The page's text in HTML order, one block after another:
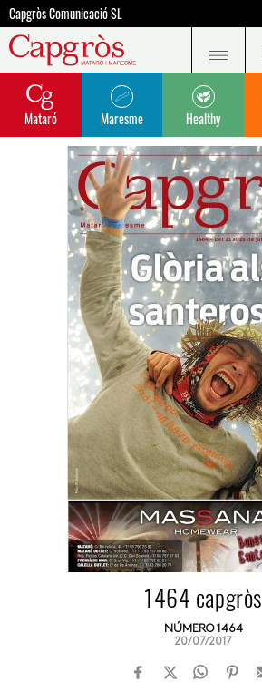
Capgròs Comunicació SL
Mataró Maresme Healthy
1464 capgròs
NÚMERO 1464
20/07/2017